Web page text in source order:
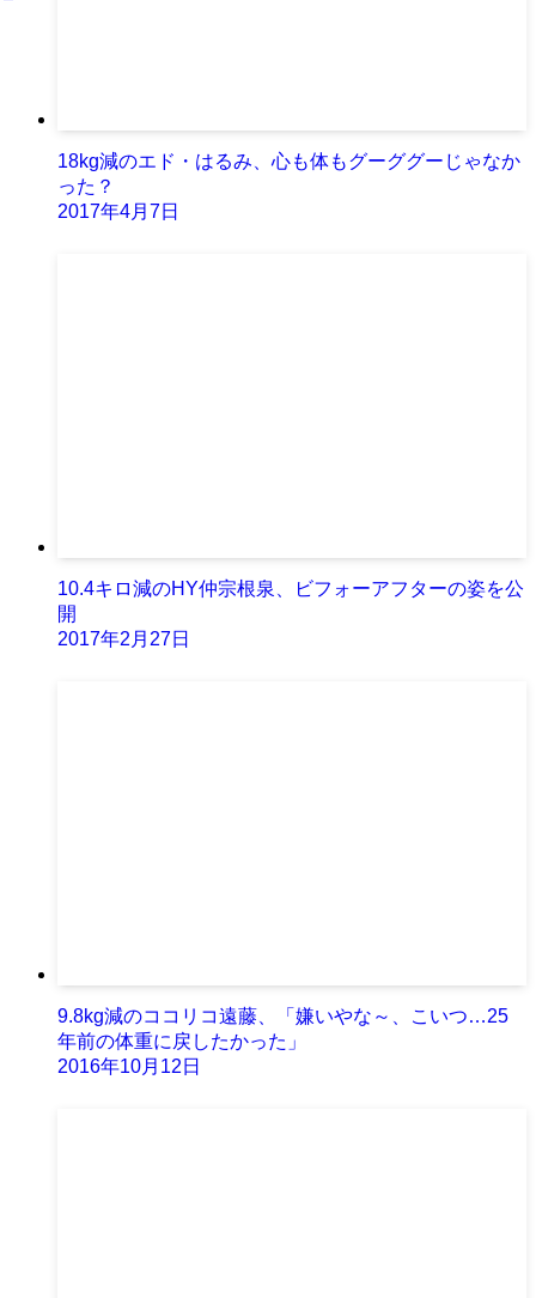
18kg減のエド・はるみ、心も体もグーググーじゃなか
った？
2017年4月7日
10.4キロ減のHY仲宗根泉、ビフォーアフターの姿を公
開
2017年2月27日
9.8kg減のココリコ遠藤、「嫌いやな～、こいつ…25
年前の体重に戻したかった」
2016年10月12日